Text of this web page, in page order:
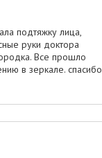
подтяжку лица,
руки доктора
Все прошло
в зеркале. спасибо